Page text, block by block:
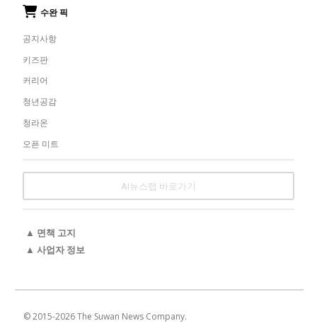
수완 픽
공지사항
키즈판
커리어
청년공감
청라온
오픈 미트
AI뉴스랩 바로가기
▲ 면책 고지
▲ 사업자 정보
© 2015-2026The Suwan News Company.